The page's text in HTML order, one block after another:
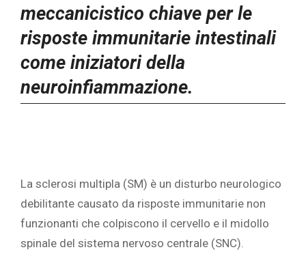
meccanicistico chiave per le
risposte immunitarie intestinali
come iniziatori della
neuroinfiammazione.
La sclerosi multipla (SM) è un disturbo neurologico
debilitante causato da risposte immunitarie non
funzionanti che colpiscono il cervello e il midollo
spinale del sistema nervoso centrale (SNC).